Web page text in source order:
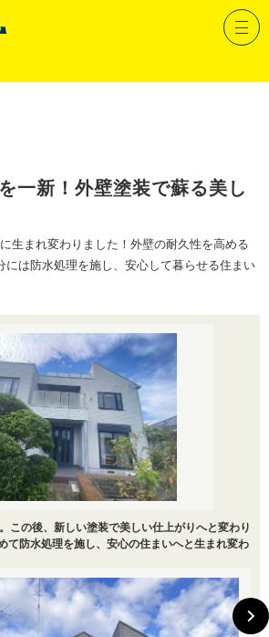
一新！外壁塗装で蘇る美し
生まれ変わりました！外壁の耐久性を高める
には防水処理を施し、安心して暮らせる住まい
この後、新しい塗装で美しい仕上がりへと変わり
て防水処理を施し、安心の住まいへと生まれ変わ